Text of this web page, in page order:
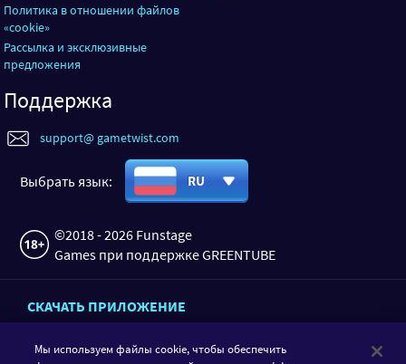
Политика в отношении файлов
«cookie»
Рассылка и эксклюзивные
предложения
Поддержка
support@ gametwist.com
Выбрать язык: RU
©2018 - 2026 Funstage
Games при поддержке GREENTUBE
СКАЧАТЬ ПРИЛОЖЕНИЕ
Мы используем файлы cookie, чтобы обеспечить